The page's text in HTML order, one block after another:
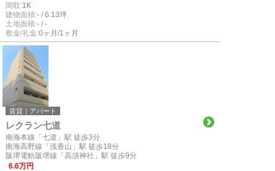
間取:1K
建物面積:- / 6.13坪
土地面積:- / -
敷金/礼金:0ヶ月/1ヶ月
賃貸｜アパート
レクラン七道
南海本線「七道」駅 徒歩3分
南海高野線「浅香山」駅 徒歩18分
阪堺電軌阪堺線「高須神社」駅 徒歩9分
6.6万円